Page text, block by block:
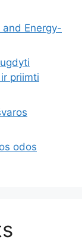
Energy-
priimti
odos